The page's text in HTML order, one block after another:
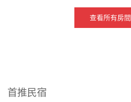
查看所有房間
首推民宿